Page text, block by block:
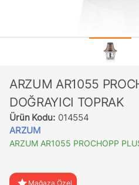
ARZUM AR1055
DOĞRAYICI TOPRAK
Ürün Kodu: 014554
ARZUM
ARZUM AR1055 PROCHOPP
Mağaza Özel